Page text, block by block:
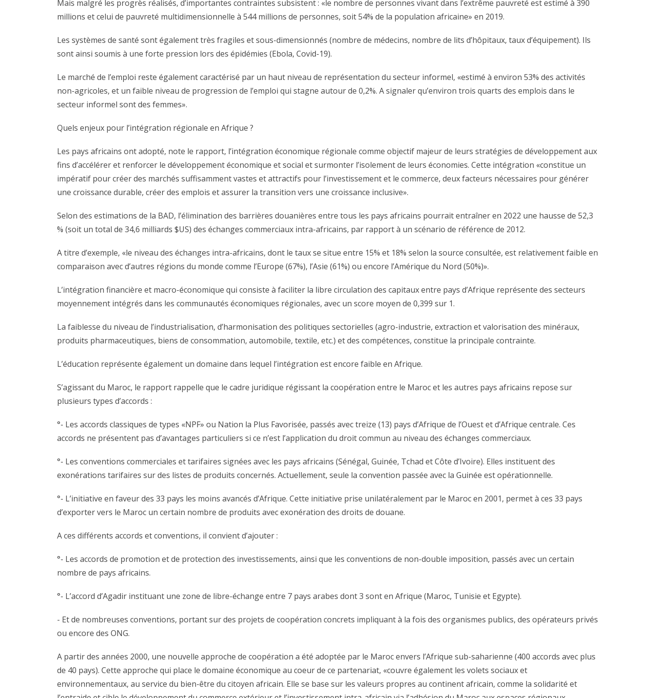
Mais malgré les progrès réalisés, d’importantes contraintes subsistent : «le nombre de personnes vivant dans l’extrême pauvreté est estimé à 390
millions et celui de pauvreté multidimensionnelle à 544 millions de personnes, soit 54% de la population africaine» en 2019.
Les systèmes de santé sont également très fragiles et sous-dimensionnés (nombre de médecins, nombre de lits d’hôpitaux, taux d’équipement). Ils
sont ainsi soumis à une forte pression lors des épidémies (Ebola, Covid-19).
Le marché de l’emploi reste également caractérisé par un haut niveau de représentation du secteur informel, «estimé à environ 53% des activités
non-agricoles, et un faible niveau de progression de l’emploi qui stagne autour de 0,2%. A signaler qu’environ trois quarts des emplois dans le
secteur informel sont des femmes».
Quels enjeux pour l’intégration régionale en Afrique ?
Les pays africains ont adopté, note le rapport, l’intégration économique régionale comme objectif majeur de leurs stratégies de développement aux
fins d’accélérer et renforcer le développement économique et social et surmonter l’isolement de leurs économies. Cette intégration «constitue un
impératif pour créer des marchés suffisamment vastes et attractifs pour l’investissement et le commerce, deux facteurs nécessaires pour générer
une croissance durable, créer des emplois et assurer la transition vers une croissance inclusive».
Selon des estimations de la BAD, l’élimination des barrières douanières entre tous les pays africains pourrait entraîner en 2022 une hausse de 52,3
% (soit un total de 34,6 milliards $US) des échanges commerciaux intra-africains, par rapport à un scénario de référence de 2012.
A titre d’exemple, «le niveau des échanges intra-africains, dont le taux se situe entre 15% et 18% selon la source consultée, est relativement faible en
comparaison avec d’autres régions du monde comme l’Europe (67%), l’Asie (61%) ou encore l’Amérique du Nord (50%)».
L’intégration financière et macro-économique qui consiste à faciliter la libre circulation des capitaux entre pays d’Afrique représente des secteurs
moyennement intégrés dans les communautés économiques régionales, avec un score moyen de 0,399 sur 1.
La faiblesse du niveau de l’industrialisation, d’harmonisation des politiques sectorielles (agro-industrie, extraction et valorisation des minéraux,
produits pharmaceutiques, biens de consommation, automobile, textile, etc.) et des compétences, constitue la principale contrainte.
L’éducation représente également un domaine dans lequel l’intégration est encore faible en Afrique.
S’agissant du Maroc, le rapport rappelle que le cadre juridique régissant la coopération entre le Maroc et les autres pays africains repose sur
plusieurs types d’accords :
°- Les accords classiques de types «NPF» ou Nation la Plus Favorisée, passés avec treize (13) pays d’Afrique de l’Ouest et d’Afrique centrale. Ces
accords ne présentent pas d’avantages particuliers si ce n’est l’application du droit commun au niveau des échanges commerciaux.
°- Les conventions commerciales et tarifaires signées avec les pays africains (Sénégal, Guinée, Tchad et Côte d’Ivoire). Elles instituent des
exonérations tarifaires sur des listes de produits concernés. Actuellement, seule la convention passée avec la Guinée est opérationnelle.
°- L’initiative en faveur des 33 pays les moins avancés d’Afrique. Cette initiative prise unilatéralement par le Maroc en 2001, permet à ces 33 pays
d’exporter vers le Maroc un certain nombre de produits avec exonération des droits de douane.
A ces différents accords et conventions, il convient d’ajouter :
°- Les accords de promotion et de protection des investissements, ainsi que les conventions de non-double imposition, passés avec un certain
nombre de pays africains.
°- L’accord d’Agadir instituant une zone de libre-échange entre 7 pays arabes dont 3 sont en Afrique (Maroc, Tunisie et Egypte).
- Et de nombreuses conventions, portant sur des projets de coopération concrets impliquant à la fois des organismes publics, des opérateurs privés
ou encore des ONG.
A partir des années 2000, une nouvelle approche de coopération a été adoptée par le Maroc envers l’Afrique sub-saharienne (400 accords avec plus
de 40 pays). Cette approche qui place le domaine économique au coeur de ce partenariat, «couvre également les volets sociaux et
environnementaux, au service du bien-être du citoyen africain. Elle se base sur les valeurs propres au continent africain, comme la solidarité et